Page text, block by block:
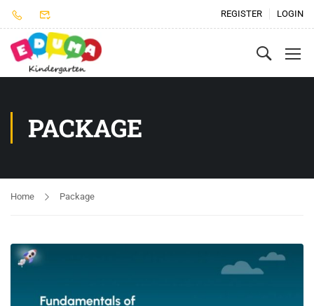
REGISTER LOGIN
PACKAGE
Home Package